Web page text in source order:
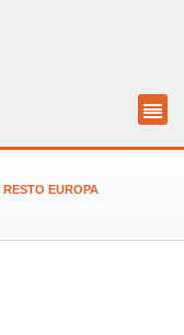
RESTO EUROPA